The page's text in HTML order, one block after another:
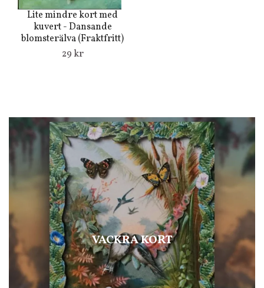
VACKRA KORT
Lite mindre kort med
kuvert - Dansande
blomsterälva (Fraktfritt)
29 kr